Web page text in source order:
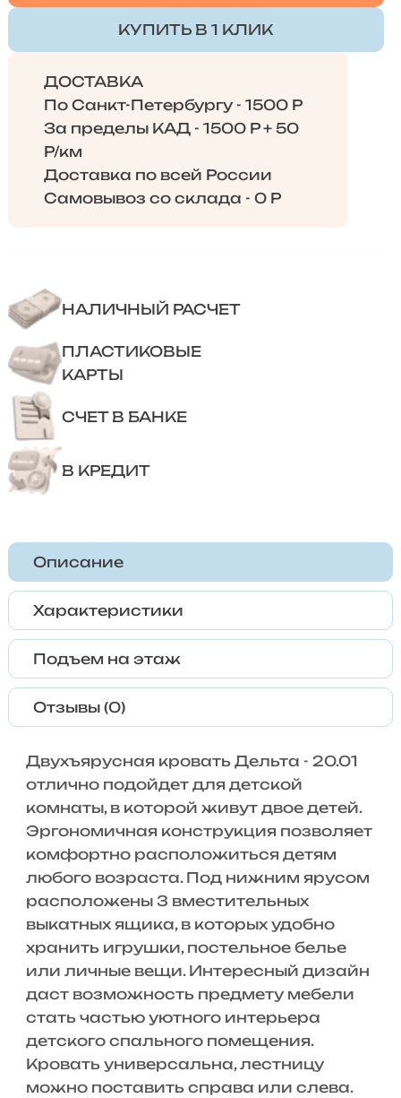
КУПИТЬ В 1 КЛИК
ДОСТАВКА
По Санкт-Петербургу - 1500 Р
За пределы КАД - 1500 Р + 50
Р/км
Доставка по всей России
Самовывоз со склада - 0 Р
НАЛИЧНЫЙ РАСЧЕТ
ПЛАСТИКОВЫЕ
КАРТЫ
СЧЕТ В БАНКЕ
В КРЕДИТ
Описание
Характеристики
Подъем на этаж
Отзывы (0)
Двухъярусная кровать Дельта - 20.01
отлично подойдет для детской
комнаты, в которой живут двое детей.
Эргономичная конструкция позволяет
комфортно расположиться детям
любого возраста. Под нижним ярусом
расположены 3 вместительных
выкатных ящика, в которых удобно
хранить игрушки, постельное белье
или личные вещи. Интересный дизайн
даст возможность предмету мебели
стать частью уютного интерьера
детского спального помещения.
Кровать универсальна, лестницу
можно поставить справа или слева.